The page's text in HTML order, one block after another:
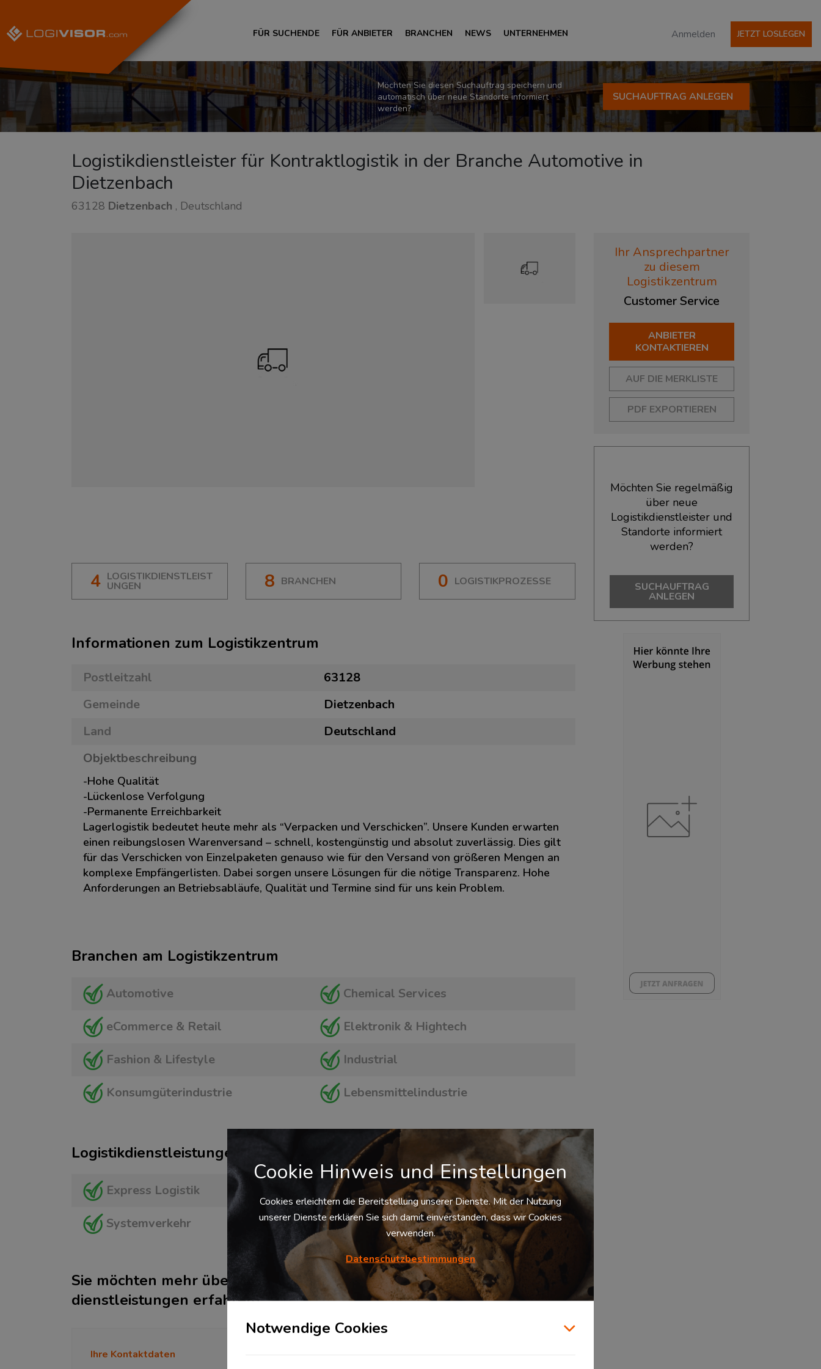
FÜR SUCHENDE FÜR ANBIETER BRANCHEN NEWS UNTERNEHMEN Anmelden JETZT LOSLEGEN
Möchten Sie diesen Suchauftrag speichern und
automatisch über neue Standorte informiert
werden?
SUCHAUFTRAG ANLEGEN
Logistikdienstleister für Kontraktlogistik in der Branche Automotive in
Dietzenbach
63128 Dietzenbach , Deutschland
4 LOGISTIKDIENSTLEIST
UNGEN 8 BRANCHEN 0 LOGISTIKPROZESSE
Informationen zum Logistikzentrum
Postleitzahl
63128
Gemeinde
Dietzenbach
Land
Deutschland
Objektbeschreibung
-Hohe Qualität
-Lückenlose Verfolgung
-Permanente Erreichbarkeit
Lagerlogistik bedeutet heute mehr als “Verpacken und Verschicken”. Unsere Kunden erwarten
einen reibungslosen Warenversand – schnell, kostengünstig und absolut zuverlässig. Dies gilt
für das Verschicken von Einzelpaketen genauso wie für den Versand von größeren Mengen an
komplexe Empfängerlisten. Dabei sorgen unsere Lösungen für die nötige Transparenz. Hohe
Anforderungen an Betriebsabläufe, Qualität und Termine sind für uns kein Problem.
Branchen am Logistikzentrum
Automotive
Chemical Services
eCommerce & Retail
Elektronik & Hightech
Fashion & Lifestyle
Industrial
Konsumgüterindustrie
Lebensmittelindustrie
Logistikdienstleistungen am Logistikzentrum
Express Logistik
Kontraktlogistik
Systemverkehr
Transportlogistik
Sie möchten mehr über dieses Logistikzentrum und dessen Logistik­
dienstleistungen erfahren?
Ihre Kontaktdaten
Ihr Ansprechpartner
zu diesem
Logistikzentrum
CustomerService
ANBIETER
KONTAKTIEREN
AUF DIE MERKLISTE
PDF EXPORTIEREN
Möchten Sie regelmäßig
über neue
Logistikdienstleister und
Standorte informiert
werden?
SUCHAUFTRAG
ANLEGEN
Cookie Hinweis und Einstellungen
Cookies erleichtern die Bereitstellung unserer Dienste. Mit der Nutzung
unserer Dienste erklären Sie sich damit einverstanden, dass wir Cookies
verwenden.
Datenschutzbestimmungen
Notwendige Cookies